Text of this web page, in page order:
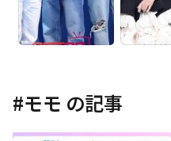
#モモ の記事